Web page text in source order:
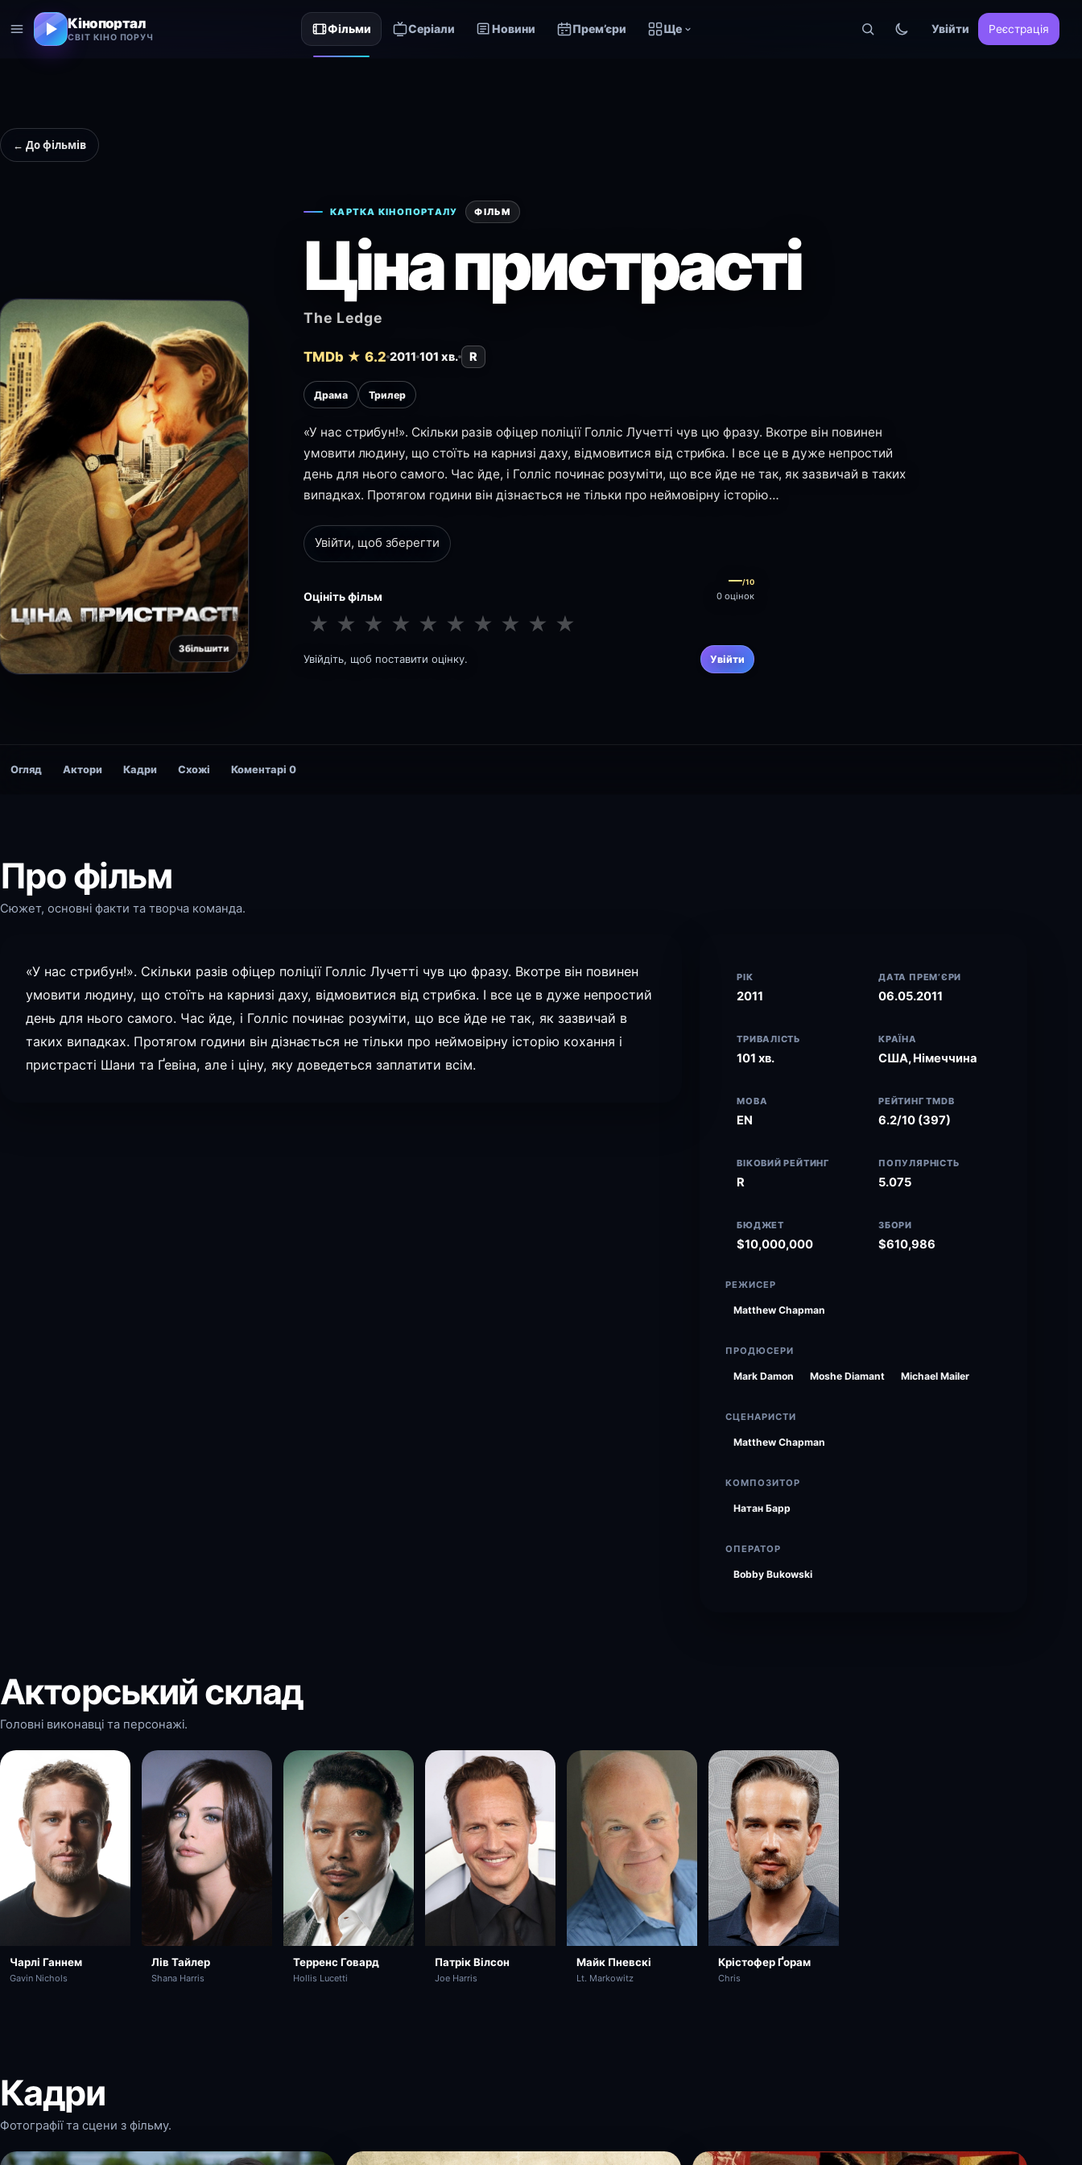
Кінопортал
СВІТ КІНО ПОРУЧ
Фільми Серіали Новини Прем’єри Ще Увійти Реєстрація
← До фільмів
Збільшити
КАРТКА КІНОПОРТАЛУ ФІЛЬМ
Ціна пристрасті
The Ledge
TMDb ★ 6.2 2011 101 хв. R
Драма Трилер
«У нас стрибун!». Скільки разів офіцер поліції Голліс Лучетті чув цю фразу. Вкотре він повинен
умовити людину, що стоїть на карнизі даху, відмовитися від стрибка. І все це в дуже непростий
день для нього самого. Час йде, і Голліс починає розуміти, що все йде не так, як зазвичай в таких
випадках. Протягом години він дізнається не тільки про неймовірну історію…
Увійти, щоб зберегти
Оцініть фільм
—/10
0 оцінок
★ ★ ★ ★ ★ ★ ★ ★ ★ ★
Увійдіть, щоб поставити оцінку. Увійти
Огляд Актори Кадри Схожі Коментарі 0
Про фільм
Сюжет, основні факти та творча команда.
«У нас стрибун!». Скільки разів офіцер поліції Голліс Лучетті чув цю фразу. Вкотре він повинен
умовити людину, що стоїть на карнизі даху, відмовитися від стрибка. І все це в дуже непростий
день для нього самого. Час йде, і Голліс починає розуміти, що все йде не так, як зазвичай в
таких випадках. Протягом години він дізнається не тільки про неймовірну історію кохання і
пристрасті Шани та Ґевіна, але і ціну, яку доведеться заплатити всім.
РІК
2011
ДАТА ПРЕМ’ЄРИ
06.05.2011
ТРИВАЛІСТЬ
101 хв.
КРАЇНА
США, Німеччина
МОВА
EN
РЕЙТИНГ TMDB
6.2/10 (397)
ВІКОВИЙ РЕЙТИНГ
R
ПОПУЛЯРНІСТЬ
5.075
БЮДЖЕТ
$10,000,000
ЗБОРИ
$610,986
РЕЖИСЕР
Matthew Chapman
ПРОДЮСЕРИ
Mark Damon Moshe Diamant Michael Mailer
СЦЕНАРИСТИ
Matthew Chapman
КОМПОЗИТОР
Натан Барр
ОПЕРАТОР
Bobby Bukowski
Акторський склад
Головні виконавці та персонажі.
Чарлі Ганнем
Gavin Nichols
Лів Тайлер
Shana Harris
Терренс Говард
Hollis Lucetti
Патрік Вілсон
Joe Harris
Майк Пневскі
Lt. Markowitz
Крістофер Ґорам
Chris
Кадри
Фотографії та сцени з фільму.